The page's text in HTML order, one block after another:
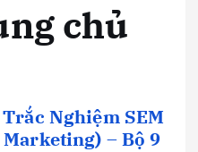
chủ
Nghiệm SEM
– Bộ 9